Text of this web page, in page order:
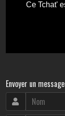
Envoyer un message